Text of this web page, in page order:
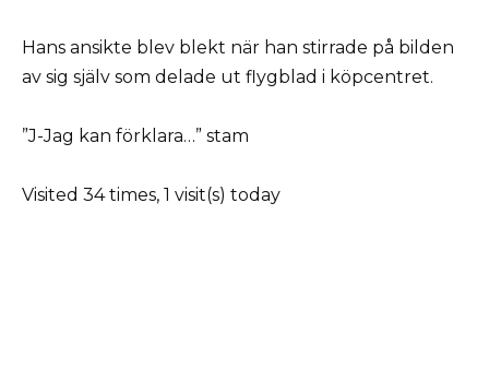
Hans ansikte blev blekt när han stirrade på bilden
av sig själv som delade ut flygblad i köpcentret.
”J-Jag kan förklara…” stam
Visited 34 times, 1 visit(s) today